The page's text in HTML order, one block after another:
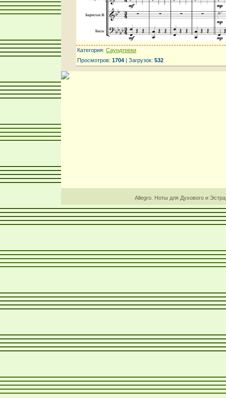
Категория: Саундтреки
Просмотров: 1704 | Загрузок: 532
Allegro. Ноты для Духового и